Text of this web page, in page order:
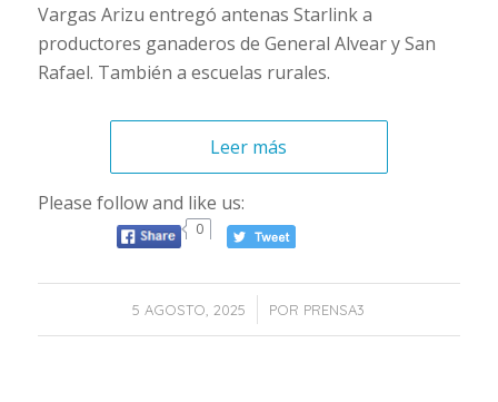
Vargas Arizu entregó antenas Starlink a
productores ganaderos de General Alvear y San
Rafael. También a escuelas rurales.
Leer más
Please follow and like us:
0
5 AGOSTO, 2025
/ POR PRENSA3